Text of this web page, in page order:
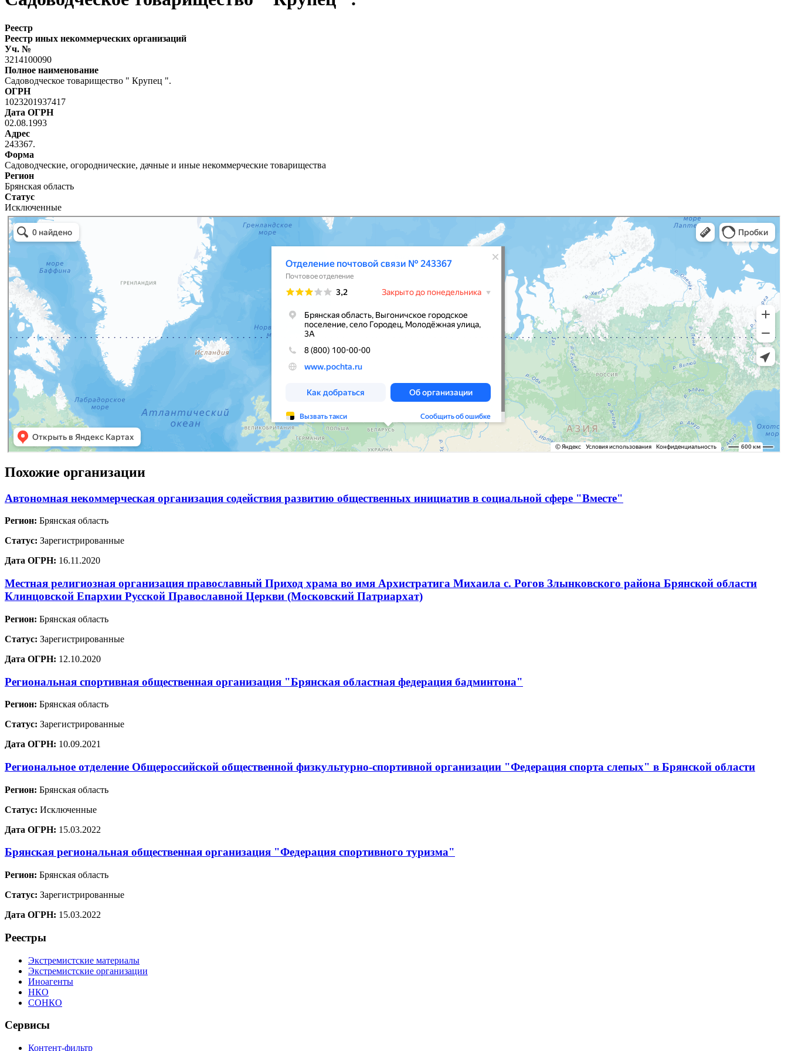
Реестр
Реестр иных некоммерческих организаций
Уч. №
3214100090
Полное наименование
Садоводческое товарищество " Крупец ".
ОГРН
1023201937417
Дата ОГРН
02.08.1993
Адрес
243367.
Форма
Садоводческие, огороднические, дачные и иные некоммерческие товарищества
Регион
Брянская область
Статус
Исключенные
Похожие организации
Автономная некоммерческая организация содействия развитию общественных инициатив в социальной сфере "Вместе"
Регион: Брянская область
Статус: Зарегистрированные
Дата ОГРН: 16.11.2020
Местная религиозная организация православный Приход храма во имя Архистратига Михаила с. Рогов Злынковского района Брянской области
Клинцовской Епархии Русской Православной Церкви (Московский Патриархат)
Регион: Брянская область
Статус: Зарегистрированные
Дата ОГРН: 12.10.2020
Региональная спортивная общественная организация "Брянская областная федерация бадминтона"
Регион: Брянская область
Статус: Зарегистрированные
Дата ОГРН: 10.09.2021
Региональное отделение Общероссийской общественной физкультурно-спортивной организации "Федерация спорта слепых" в Брянской области
Регион: Брянская область
Статус: Исключенные
Дата ОГРН: 15.03.2022
Брянская региональная общественная организация "Федерация спортивного туризма"
Регион: Брянская область
Статус: Зарегистрированные
Дата ОГРН: 15.03.2022
Реестры
Экстремистские материалы
Экстремистские организации
Иноагенты
НКО
СОНКО
Сервисы
Контент-фильтр